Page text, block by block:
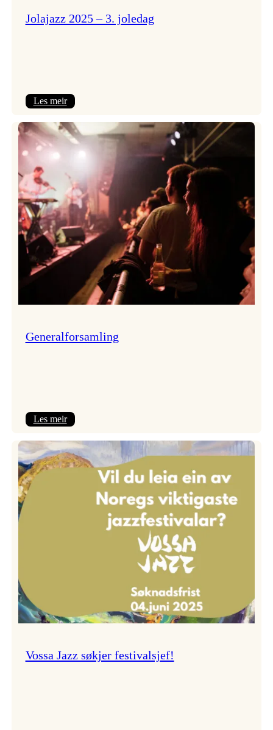
Jolajazz 2025 – 3. joledag
Les meir:
2025
–
joledag
Generalforsamling
Les meir:
Vossa Jazz søkjer festivalsjef!